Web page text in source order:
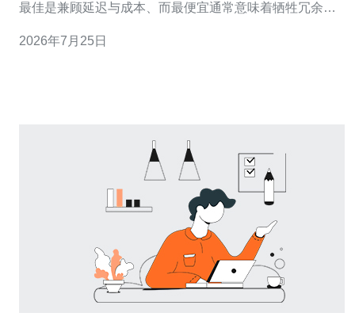
最佳是兼顾延迟与成本、而最便宜通常意味着牺牲冗余或
宽与计费、架构优化（如CDN、负载均衡）、压测与监控
2026年7月25日